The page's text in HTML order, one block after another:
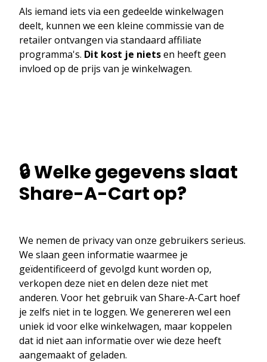
Als iemand iets via een gedeelde winkelwagen
deelt, kunnen we een kleine commissie van de
retailer ontvangen via standaard affiliate
programma's. Dit kost je nietsen heeft geen
invloed op de prijs van je winkelwagen.
🔒 Welke gegevens slaat
Share-A-Cart op?
We nemen de privacy van onze gebruikers serieus.
We slaan geen informatie waarmee je
geïdentificeerd of gevolgd kunt worden op,
verkopen deze niet en delen deze niet met
anderen. Voor het gebruik van Share-A-Cart hoef
je zelfs niet in te loggen. We genereren wel een
uniek id voor elke winkelwagen, maar koppelen
dat id niet aan informatie over wie deze heeft
aangemaakt of geladen.